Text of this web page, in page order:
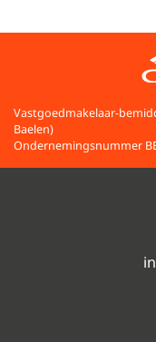
Vastgoedmakelaar-
Baelen)
Ondernemingsnummer